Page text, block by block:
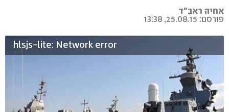
אחיה ראב"ד
פורסם: 25.08.15, 13:38
hlsjs-lite: Network error